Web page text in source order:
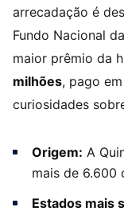
arrecadação é
Fundo Nacional
maior prêmio da
milhões, pago
curiosidades
Origem: A
mais de 6.600
Estados mais